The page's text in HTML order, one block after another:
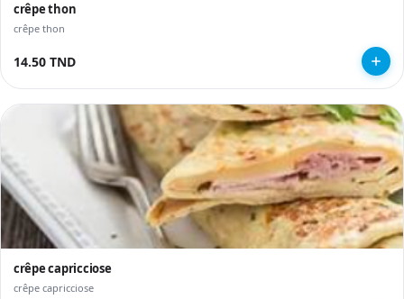
crêpe thon
crêpe thon
14.50 TND
crêpe capricciose
crêpe capricciose